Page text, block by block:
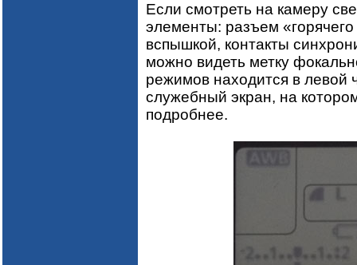
Если смотреть на камеру
элементы: разъем
вспышкой, контакты
можно видеть метку
режимов находится в левой
служебный экран, на
подробнее.